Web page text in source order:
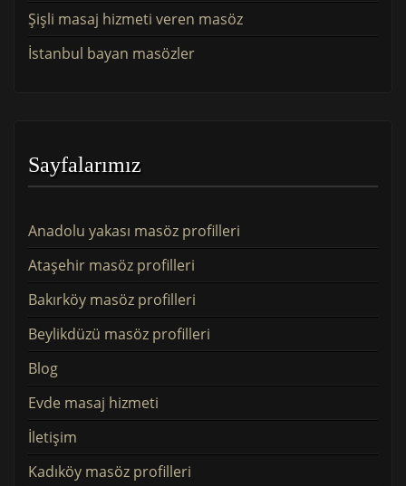
Şişli masaj hizmeti veren masöz
İstanbul bayan masözler
Sayfalarımız
Anadolu yakası masöz profilleri
Ataşehir masöz profilleri
Bakırköy masöz profilleri
Beylikdüzü masöz profilleri
Blog
Evde masaj hizmeti
İletişim
Kadıköy masöz profilleri